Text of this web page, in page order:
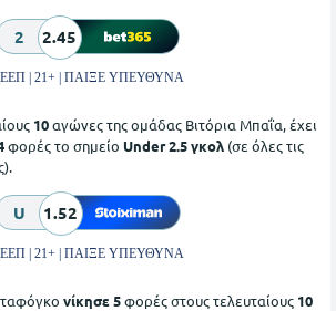
2 2.45
| 21+ | ΠΑΙΞΕ ΥΠΕΥΘΥΝΑ
10αγώνες της ομάδας Βιτόρια Μπαΐα, έχει
φορές το σημείο Under 2.5 γκολ (σε όλες τις
U 1.52
| 21+ | ΠΑΙΞΕ ΥΠΕΥΘΥΝΑ
νίκησε 5φορές στους τελευταίους 10